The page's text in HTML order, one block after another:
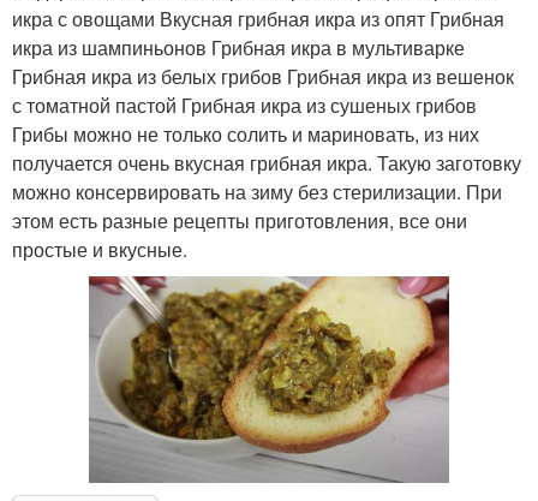
икра с овощами Вкусная грибная икра из опят Грибная
икра из шампиньонов Грибная икра в мультиварке
Грибная икра из белых грибов Грибная икра из вешенок
с томатной пастой Грибная икра из сушеных грибов
Грибы можно не только солить и мариновать, из них
получается очень вкусная грибная икра. Такую заготовку
можно консервировать на зиму без стерилизации. При
этом есть разные рецепты приготовления, все они
простые и вкусные.